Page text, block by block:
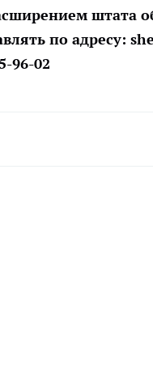
штата
по адресу:
96-02